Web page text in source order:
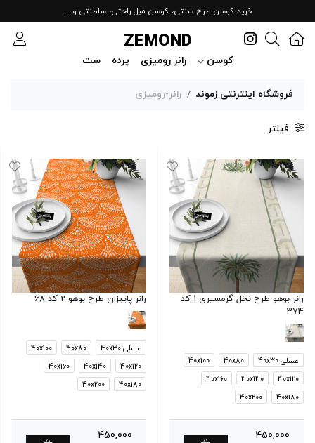
خرید کوسن طرح سنتی، کوسن مبل راحتی، سلطنتی و ...
ZEMOND
کوسن رانر رومیزی پرده ست
فروشگاه اینترنتی زموند رانر-رومیزی
فیلتر
رانر بوهو طرح نخل گرمسیری 1 کد
374
عسلی 40x30 40x80
40x100
40x120
40x140
40x160
40x180
40x200
450,000
رانر پاییزان طرح بوهو 2 کد 68
عسلی 40x30 40x80
40x100
40x120
40x140
40x160
40x180
40x200
450,000